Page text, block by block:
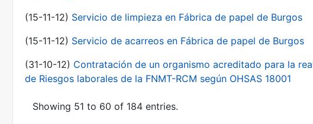
(15-11-12) Servicio de limpieza en Fábrica de papel de Burgos
(15-11-12) Servicio de acarreos en Fábrica de papel de Burgos
(31-10-12) Contratación de un organismo acreditado para la
de Riesgos laborales de la FNMT-RCM según OHSAS 18001
Showing 51 to 60 of 184 entries.